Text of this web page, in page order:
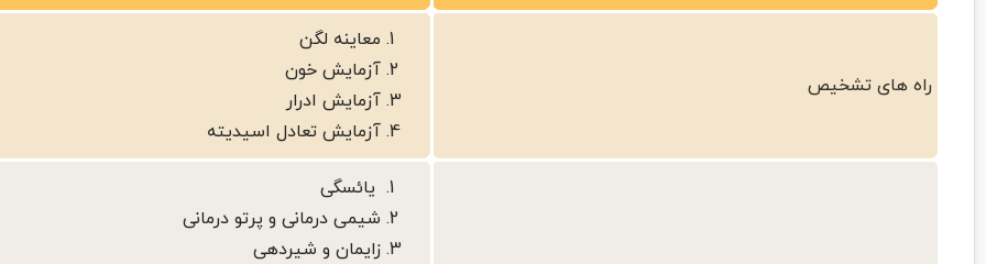
راه های تشخیص
معاینه لگن
آزمایش خون
آزمایش ادرار
آزمایش تعادل اسیدیته
یائسگی
شیمی درمانی و پرتو درمانی
زایمان و شیردهی